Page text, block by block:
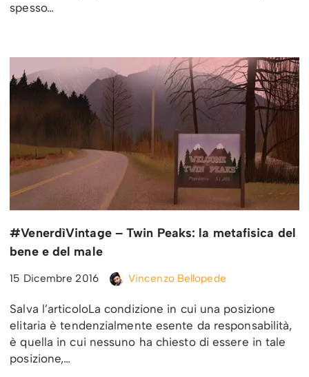
spesso…
#VenerdìVintage – Twin Peaks: la metafisica del
bene e del male
15 Dicembre 2016 Vincenzo Bellopede
Salva l’articoloLa condizione in cui una posizione
elitaria è tendenzialmente esente da responsabilità,
è quella in cui nessuno ha chiesto di essere in tale
posizione,…